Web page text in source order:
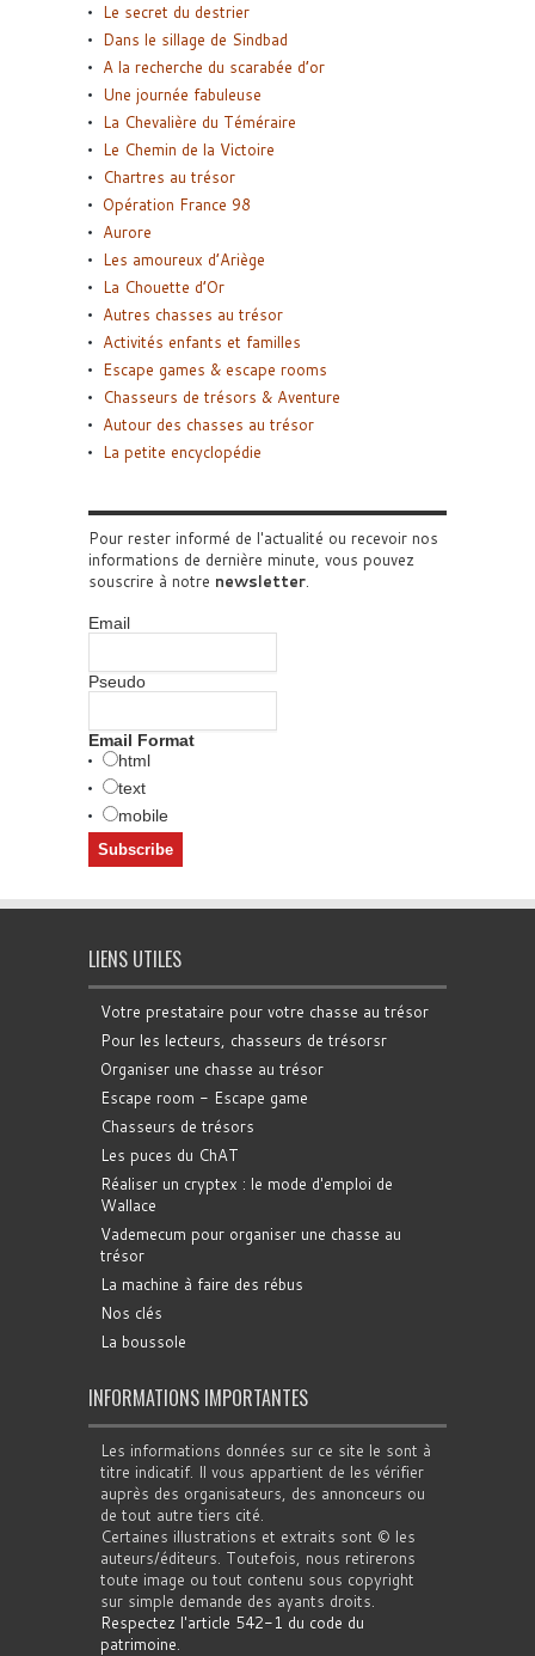
Le secret du destrier
Dans le sillage de Sindbad
A la recherche du scarabée d’or
Une journée fabuleuse
La Chevalière du Téméraire
Le Chemin de la Victoire
Chartres au trésor
Opération France 98
Aurore
Les amoureux d’Ariège
La Chouette d’Or
Autres chasses au trésor
Activités enfants et familles
Escape games & escape rooms
Chasseurs de trésors & Aventure
Autour des chasses au trésor
La petite encyclopédie
Pour rester informé de l'actualité ou recevoir nos
informations de dernière minute, vous pouvez
souscrire à notre newsletter.
Email
Pseudo
Email Format
html
text
mobile
LIENS UTILES
Votre prestataire pour votre chasse au trésor
Pour les lecteurs, chasseurs de trésorsr
Organiser une chasse au trésor
Escape room - Escape game
Chasseurs de trésors
Les puces du ChAT
Réaliser un cryptex : le mode d'emploi de
Wallace
Vademecum pour organiser une chasse au
trésor
La machine à faire des rébus
Nos clés
La boussole
INFORMATIONS IMPORTANTES
Les informations données sur ce site le sont à
titre indicatif. Il vous appartient de les vérifier
auprès des organisateurs, des annonceurs ou
de tout autre tiers cité.
Certaines illustrations et extraits sont © les
auteurs/éditeurs. Toutefois, nous retirerons
toute image ou tout contenu sous copyright
sur simple demande des ayants droits.
Respectez l'article 542-1 du code du
patrimoine.